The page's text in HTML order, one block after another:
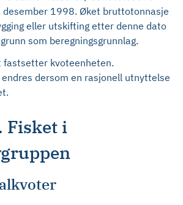
1998. Øket bruttotonnasje
eller utskifting etter denne dato
som beregningsgrunnlag.
kvoteenheten.
dersom en rasjonell utnyttelse
Fisket i